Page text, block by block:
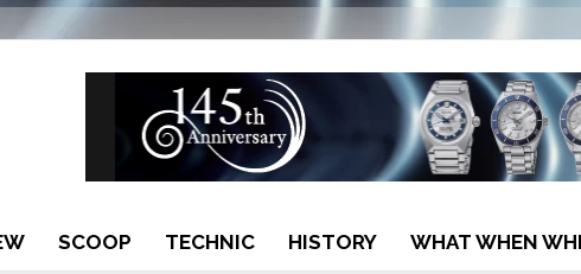
SCOOP TECHNIC HISTORY WHAT WHEN